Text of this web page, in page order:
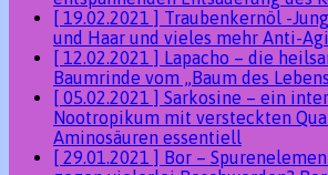
[ 19.02.2021 ] Traubenkernöl -
und Haar und vieles mehr Anti-
[ 12.02.2021 ] Lapacho – die
Baumrinde vom „Baum des
[ 05.02.2021 ] Sarkosine – ein
Nootropikum mit versteckten
Aminosäuren essentiell
[ 29.01.2021 ] Bor –